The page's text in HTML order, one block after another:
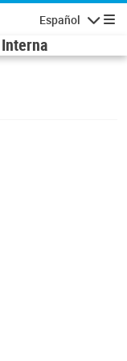
Español